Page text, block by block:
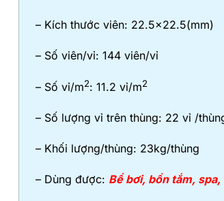
– Kích thước viên: 22.5×22.5(mm)
– Số viên/vỉ: 144 viên/vỉ
– Số vỉ/m2: 11.2 vỉ/m2
– Số lượng vỉ trên thùng: 22 vỉ /
– Khối lượng/thùng: 23kg/thùng
– Dùng được: Bể bơi, bồn tắm,